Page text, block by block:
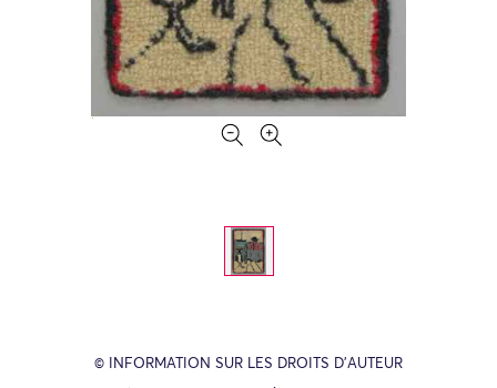
© INFORMATION SUR LES DROITS D’AUTEUR